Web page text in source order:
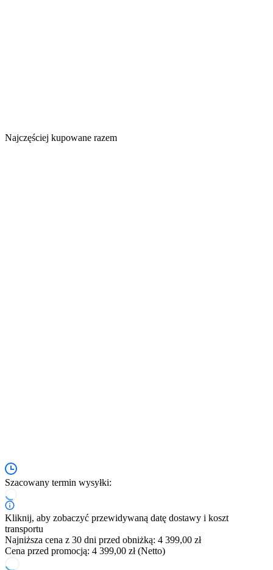
Najczęściej kupowane razem
Szacowany termin wysyłki:
Kliknij, aby zobaczyć przewidywaną datę dostawy i koszt
transportu
Najniższa cena z 30 dni przed obniżką: 4 399,00 zł
Cena przed promocją: 4 399,00 zł (Netto)